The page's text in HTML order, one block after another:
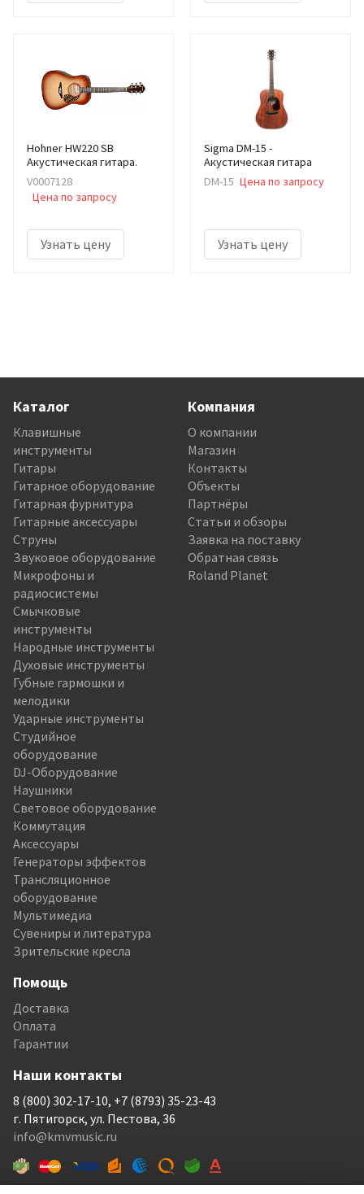
Hohner HW220 SB
Акустическая гитара.
V0007128
Цена по запросу
Узнать цену
Sigma DM-15 -
Акустическая гитара
DM-15 Цена по запросу
Узнать цену
Каталог
Клавишные
инструменты
Гитары
Гитарное оборудование
Гитарная фурнитура
Гитарные аксессуары
Струны
Звуковое оборудование
Микрофоны и
радиосистемы
Смычковые
инструменты
Народные инструменты
Духовые инструменты
Губные гармошки и
мелодики
Ударные инструменты
Студийное
оборудование
DJ-Оборудование
Наушники
Световое оборудование
Коммутация
Аксессуары
Генераторы эффектов
Трансляционное
оборудование
Мультимедиа
Сувениры и литература
Зрительские кресла
Компания
О компании
Магазин
Контакты
Объекты
Партнёры
Статьи и обзоры
Заявка на поставку
Обратная связь
Roland Planet
Помощь
Доставка
Оплата
Гарантии
Наши контакты
8 (800) 302-17-10, +7 (8793) 35-23-43
г. Пятигорск, ул. Пестова, 36
info@kmvmusic.ru